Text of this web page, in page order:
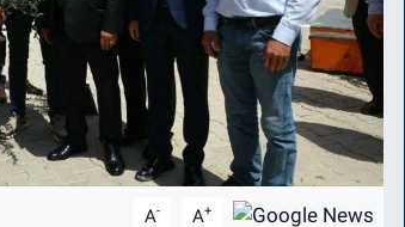
A- A+